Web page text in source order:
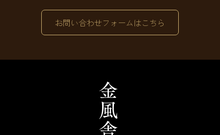
お問い合わせフォームはこちら